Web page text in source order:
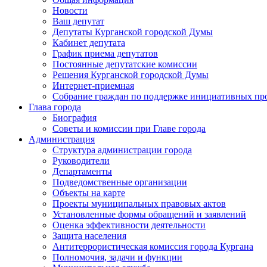
Новости
Ваш депутат
Депутаты Курганской городской Думы
Кабинет депутата
График приема депутатов
Постоянные депутатские комиссии
Решения Курганской городской Думы
Интернет-приемная
Собрание граждан по поддержке инициативных
Глава города
Биография
Советы и комиссии при Главе города
Администрация
Структура администрации города
Руководители
Департаменты
Подведомственные организации
Объекты на карте
Проекты муниципальных правовых актов
Установленные формы обращений и заявлений
Оценка эффективности деятельности
Защита населения
Антитеррористическая комиссия города Кургана
Полномочия, задачи и функции